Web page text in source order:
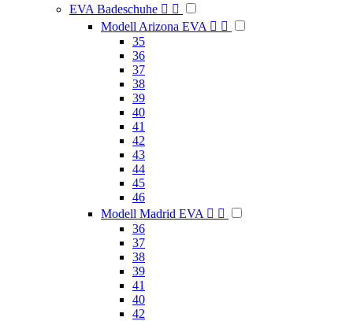
EVA Badeschuhe  
Modell Arizona EVA  
35
36
37
38
39
40
41
42
43
44
45
46
Modell Madrid EVA  
36
37
38
39
41
40
42